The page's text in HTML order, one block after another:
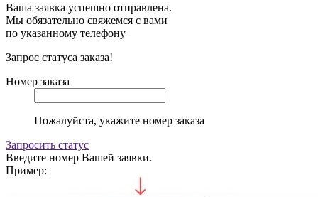
Ваша заявка успешно отправлена.
Мы обязательно свяжемся с вами
по указанному телефону
Запрос статуса заказа!
Номер заказа
Пожалуйста, укажите номер заказа
Запросить статус
Введите номер Вашей заявки.
Пример: